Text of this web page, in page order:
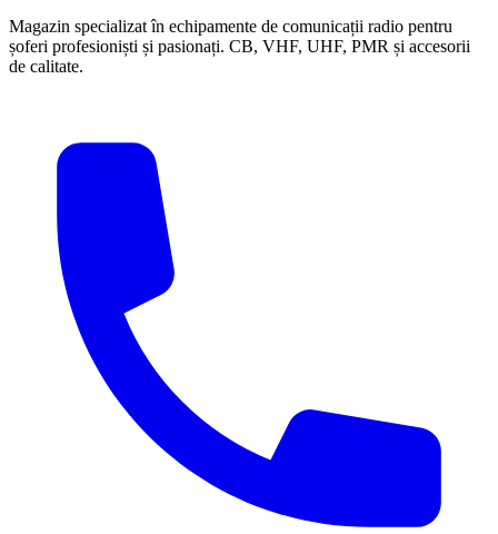
Magazin specializat în echipamente de comunicații radio pentru
șoferi profesioniști și pasionați. CB, VHF, UHF, PMR și accesorii
de calitate.